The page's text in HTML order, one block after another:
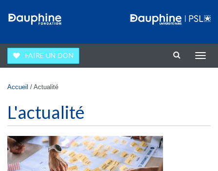
FAIRE UN DON
la
Vous êtes ici
Accueil / Actualité
L'actualité